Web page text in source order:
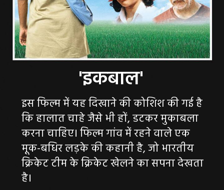
इस फिल्म में यह दिखाने की कोशिश की गई है
कि हालात चाहे जैसे भी हों, डटकर मुकाबला
करना चाहिए। फिल्म गांव में रहने वाले एक
मूक-बधिर लड़के की कहानी है, जो भारतीय
क्रिकेट टीम के क्रिकेट खेलने का सपना देखता